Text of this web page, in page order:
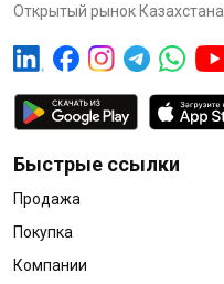
Открытый рынок Казахстана
Быстрые ссылки
Продажа
Покупка
Компании